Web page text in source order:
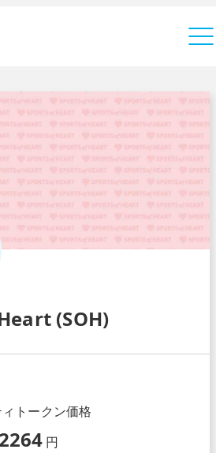
(SOH)
トークン価格
円